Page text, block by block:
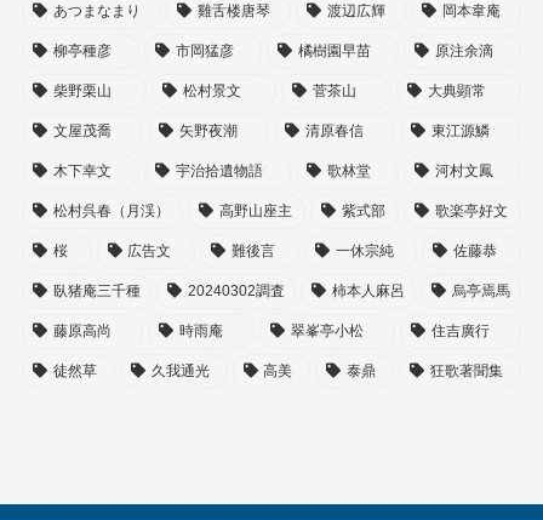
あつまなまり 雞舌楼唐琴 渡辺広輝 岡本韋庵
柳亭種彦 市岡猛彦 橘樹園早苗 原注余滴
柴野栗山 松村景文 菅茶山 大典顕常
文屋茂喬 矢野夜潮 清原春信 東江源鱗
木下幸文 宇治拾遺物語 歌林堂 河村文鳳
松村呉春（月渓） 高野山座主 紫式部 歌楽亭好文
桜 広告文 難後言 一休宗純 佐藤恭
臥猪庵三千種 20240302調査 柿本人麻呂 烏亭焉馬
藤原高尚 時雨庵 翠峯亭小松 住吉廣行
徒然草 久我通光 高美 泰鼎 狂歌著聞集